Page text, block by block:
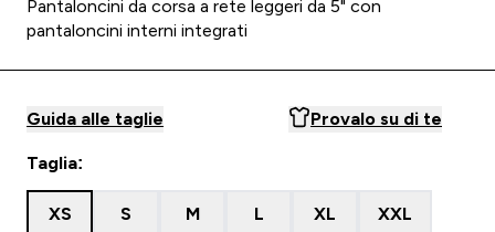
Pantaloncini da corsa a rete leggeri da 5" con
pantaloncini interni integrati
Guida alle taglie Provalo su di te
Taglia:
XS S M L XL XXL